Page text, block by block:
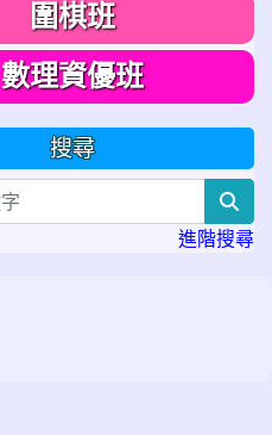
圍棋班
數理資優班
搜尋
進階搜尋